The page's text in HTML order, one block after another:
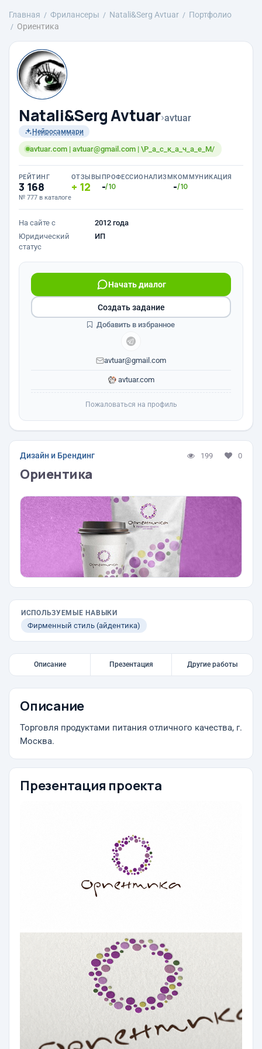
Главная Фрилансеры Natali&Serg Avtuar
Портфолио
Ориентика
Natali&Serg Avtuar›avtuar
Нейросаммари
avtuar.com | avtuar@gmail.com | \Р_а_с_к_а_ч_а_е_М/
РЕЙТИНГ
3 168
№ 777 в каталоге
ОТЗЫВЫ
12
ПРОФЕССИОНАЛИЗМ
-/10
КОММУНИКАЦИЯ
-/10
На сайте с
2012 года
Юридический
статус
ИП
Начать диалог
avtuar@gmail.com
avtuar.com
Создать задание
Добавить в избранное
Пожаловаться на профиль
Дизайн и Брендинг 199 0
Ориентика
ИСПОЛЬЗУЕМЫЕ НАВЫКИ
Фирменный стиль (айдентика)
Описание Презентация Другие работы
Описание
Торговля продуктами питания отличного качества, г.
Москва.
Презентация проекта